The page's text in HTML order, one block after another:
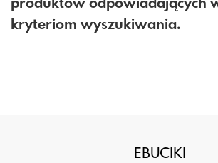
produktów odpowiadających
kryteriom wyszukiwania.
EBUCIKI